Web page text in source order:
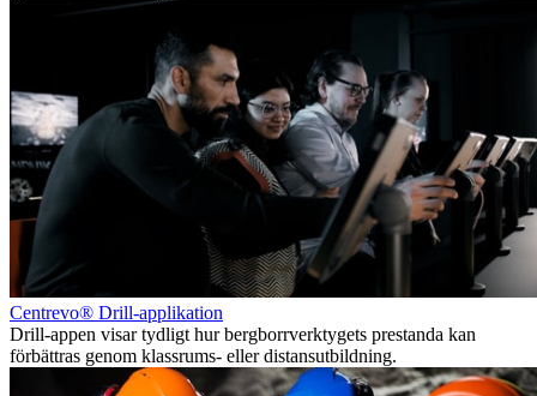
Centrevo® Drill-applikation
Drill-appen visar tydligt hur bergborrverktygets prestanda kan
förbättras genom klassrums- eller distansutbildning.